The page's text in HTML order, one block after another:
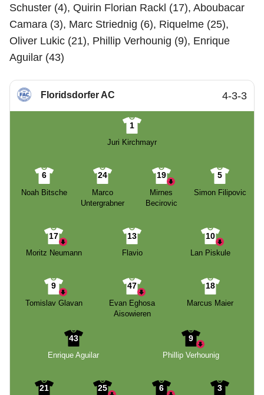
Schuster (4), Quirin Florian Rackl (17), Aboubacar
Camara (3), Marc Striednig (6), Riquelme (25),
Oliver Lukic (21), Phillip Verhounig (9), Enrique
Aguilar (43)
Floridsdorfer AC 4-3-3
1
Juri Kirchmayr
6
Noah Bitsche
24
Marco
Untergrabner
19
Mirnes
Becirovic
5
Simon Filipovic
17
Moritz Neumann
13
Flavio
10
Lan Piskule
9
Tomislav Glavan
47
Evan Eghosa
Aisowieren
18
Marcus Maier
43
Enrique Aguilar
9
Phillip Verhounig
21
25
6
3